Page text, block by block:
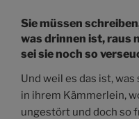
Sie müssen
was drinnen ist, raus
sei sie noch so
Und weil es das ist,
in ihrem Kämmerlein,
ungestört und doch so